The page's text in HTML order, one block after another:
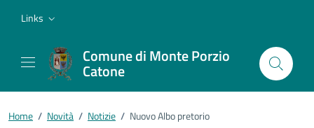
Links
Comune di Monte Porzio
Catone
Home / Novità / Notizie / Nuovo Albo pretorio